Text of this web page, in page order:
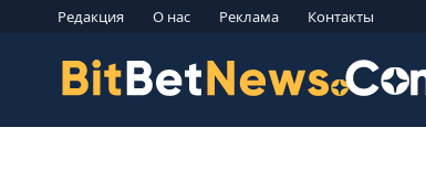
Редакция О нас Реклама Контакты